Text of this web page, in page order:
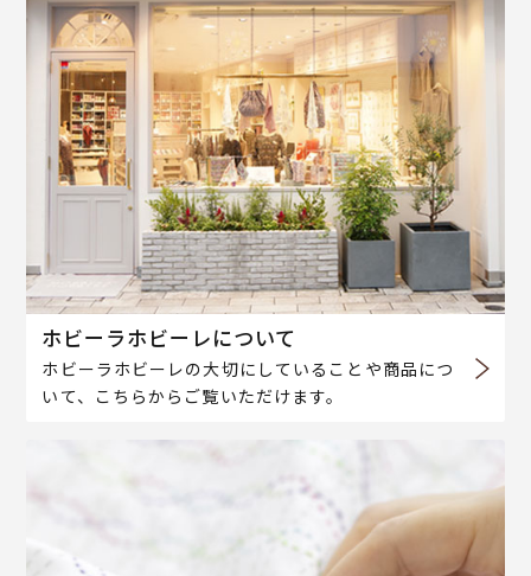
ホビーラホビーレについて
ホビーラホビーレの大切にしていることや商品につ
いて、こちらからご覧いただけます。